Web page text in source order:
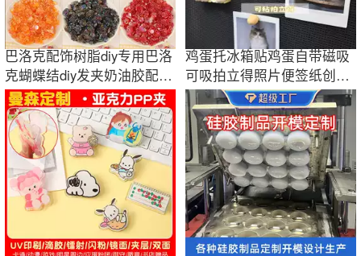
巴洛克配饰树脂diy专用巴洛
克蝴蝶结diy发夹奶油胶配件
树脂小配件
鸡蛋托冰箱贴鸡蛋自带磁吸
可吸拍立得照片便签纸创意
可爱玩具礼物